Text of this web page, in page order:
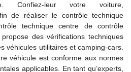
Confiez-leur votre voiture,
de réaliser le contrôle technique
technique centre de contrôle
des vérifications techniques
véhicules utilitaires et camping-cars.
véhicule est conforme aux normes
applicables. En tant qu’experts,